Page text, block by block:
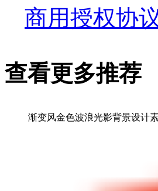
商用授权协
查看更多推荐
渐变风金色波浪光影背景设计